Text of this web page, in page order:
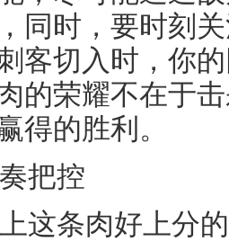
同时，要时刻
客切入时，你
的荣耀不在于
得的胜利。
把控
这条肉好上分